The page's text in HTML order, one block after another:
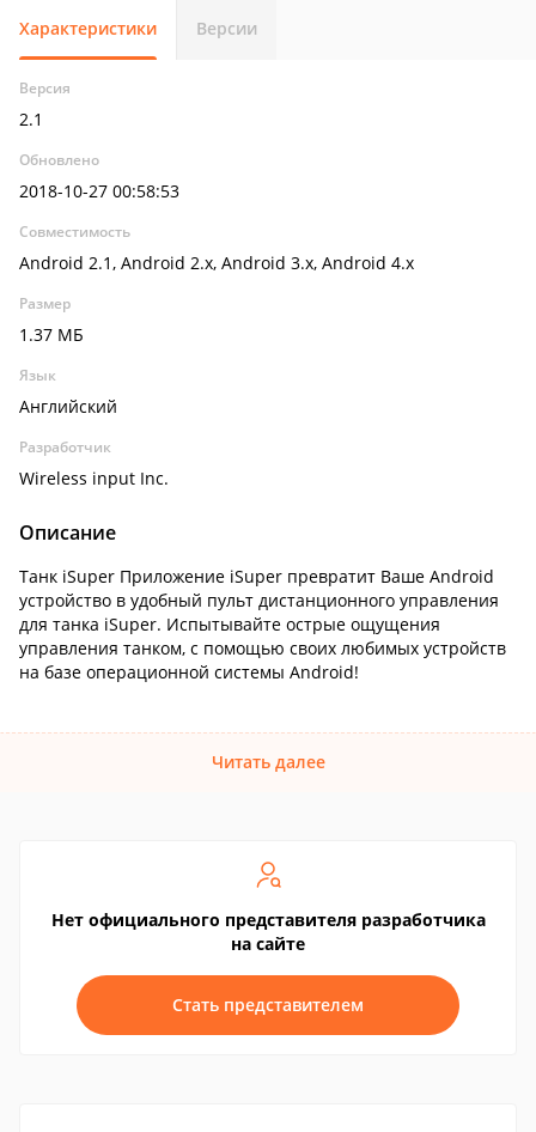
Характеристики Версии
Версия
2.1
Обновлено
2018-10-27 00:58:53
Совместимость
Android 2.1, Android 2.x, Android 3.x, Android 4.x
Размер
1.37 МБ
Язык
Английский
Разработчик
Wireless input Inc.
Описание
Танк iSuper Приложение iSuper превратит Ваше Android
устройство в удобный пульт дистанционного управления
для танка iSuper. Испытывайте острые ощущения
управления танком, с помощью своих любимых устройств
на базе операционной системы Android!
Читать далее
Нет официального представителя разработчика
на сайте
Стать представителем